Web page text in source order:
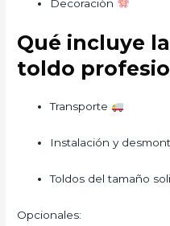
Decoración
Qué incluye
toldo
Transporte
Instalación y
Toldos del tamaño
Opcionales: